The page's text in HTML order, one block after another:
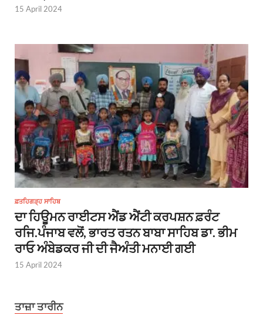
15 April 2024
ਫ਼ਤਹਿਗੜ੍ਹ ਸਾਹਿਬ
ਦਾ ਹਿਊਮਨ ਰਾਈਟਸ ਐਂਡ ਐਂਟੀ ਕਰਪਸ਼ਨ ਫ਼ਰੰਟ
ਰਜਿ.ਪੰਜਾਬ ਵਲੋਂ, ਭਾਰਤ ਰਤਨ ਬਾਬਾ ਸਾਹਿਬ ਡਾ. ਭੀਮ
ਰਾਓ ਅੰਬੇਡਕਰ ਜੀ ਦੀ ਜੈਅੰਤੀ ਮਨਾਈ ਗਈ
15 April 2024
ਤਾਜ਼ਾ ਤਾਰੀਨ